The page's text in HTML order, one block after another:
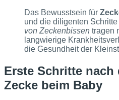
Das Bewusstsein für
und die diligenten
von Zeckenbissen tragen
langwierige
die Gesundheit der
Erste Schritte nach
Zecke beim Baby